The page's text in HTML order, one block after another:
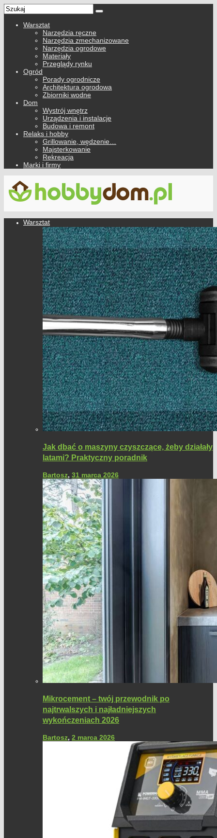
Warsztat
Narzędzia ręczne
Narzędzia zmechanizowane
Narzędzia ogrodowe
Materiały
Przeglądy rynku
Ogród
Porady ogrodnicze
Architektura ogrodowa
Zbiorniki wodne
Dom
Wystrój wnętrz
Urządzenia i instalacje
Budowa i remont
Relaks i hobby
Grillowanie, wędzenie…
Majsterkowanie
Rekreacja
Marki i firmy
Warsztat
Jak dbać o maszyny czyszczące, żeby działały
latami? Praktyczny poradnik
Bartosz, 31 marca 2026
Mikrocement – twój przewodnik po
najtrwalszych i najładniejszych
wykończeniach 2026
Bartosz, 2 marca 2026